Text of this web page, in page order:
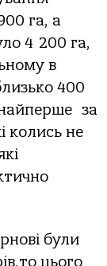
га, а
4 200 га,
в
400
за
колись не
були
цього